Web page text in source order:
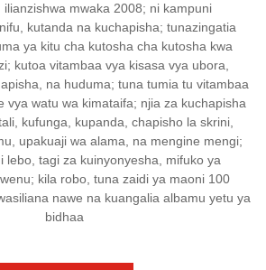
ilianzishwa mwaka 2008; ni kampuni
kutanda na kuchapisha; tunazingatia
ya kitu cha kutosha cha kutosha kwa
kutoa vitambaa vya kisasa vya ubora,
na huduma; tuna tumia tu vitambaa
vya watu wa kimataifa; njia za kuchapisha
kufunga, kupanda, chapisho la skrini,
upakuaji wa alama, na mengine mengi;
lebo, tagi za kuinyonyesha, mifuko ya
kila robo, tuna zaidi ya maoni 100
nawe na kuangalia albamu yetu ya
bidhaa